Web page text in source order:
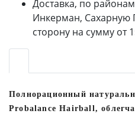
Доставка, по
Инкерман, Сахарную
сторону на сумму от
Полнорационный
Probalance Hairball,